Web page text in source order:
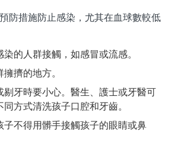
防措施防止感染，尤其在血球數較低
的人群接觸，如感冒或流感。
擠的地方。
剔牙時要小心。醫生、護士或牙醫可
方式清洗孩子口腔和牙齒。
子不得用髒手接觸孩子的眼睛或鼻